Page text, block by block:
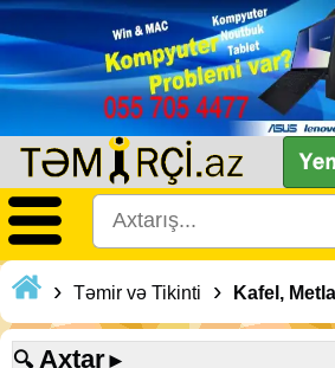
› Təmir və Tikinti › Kafel,
🔍 Axtar►